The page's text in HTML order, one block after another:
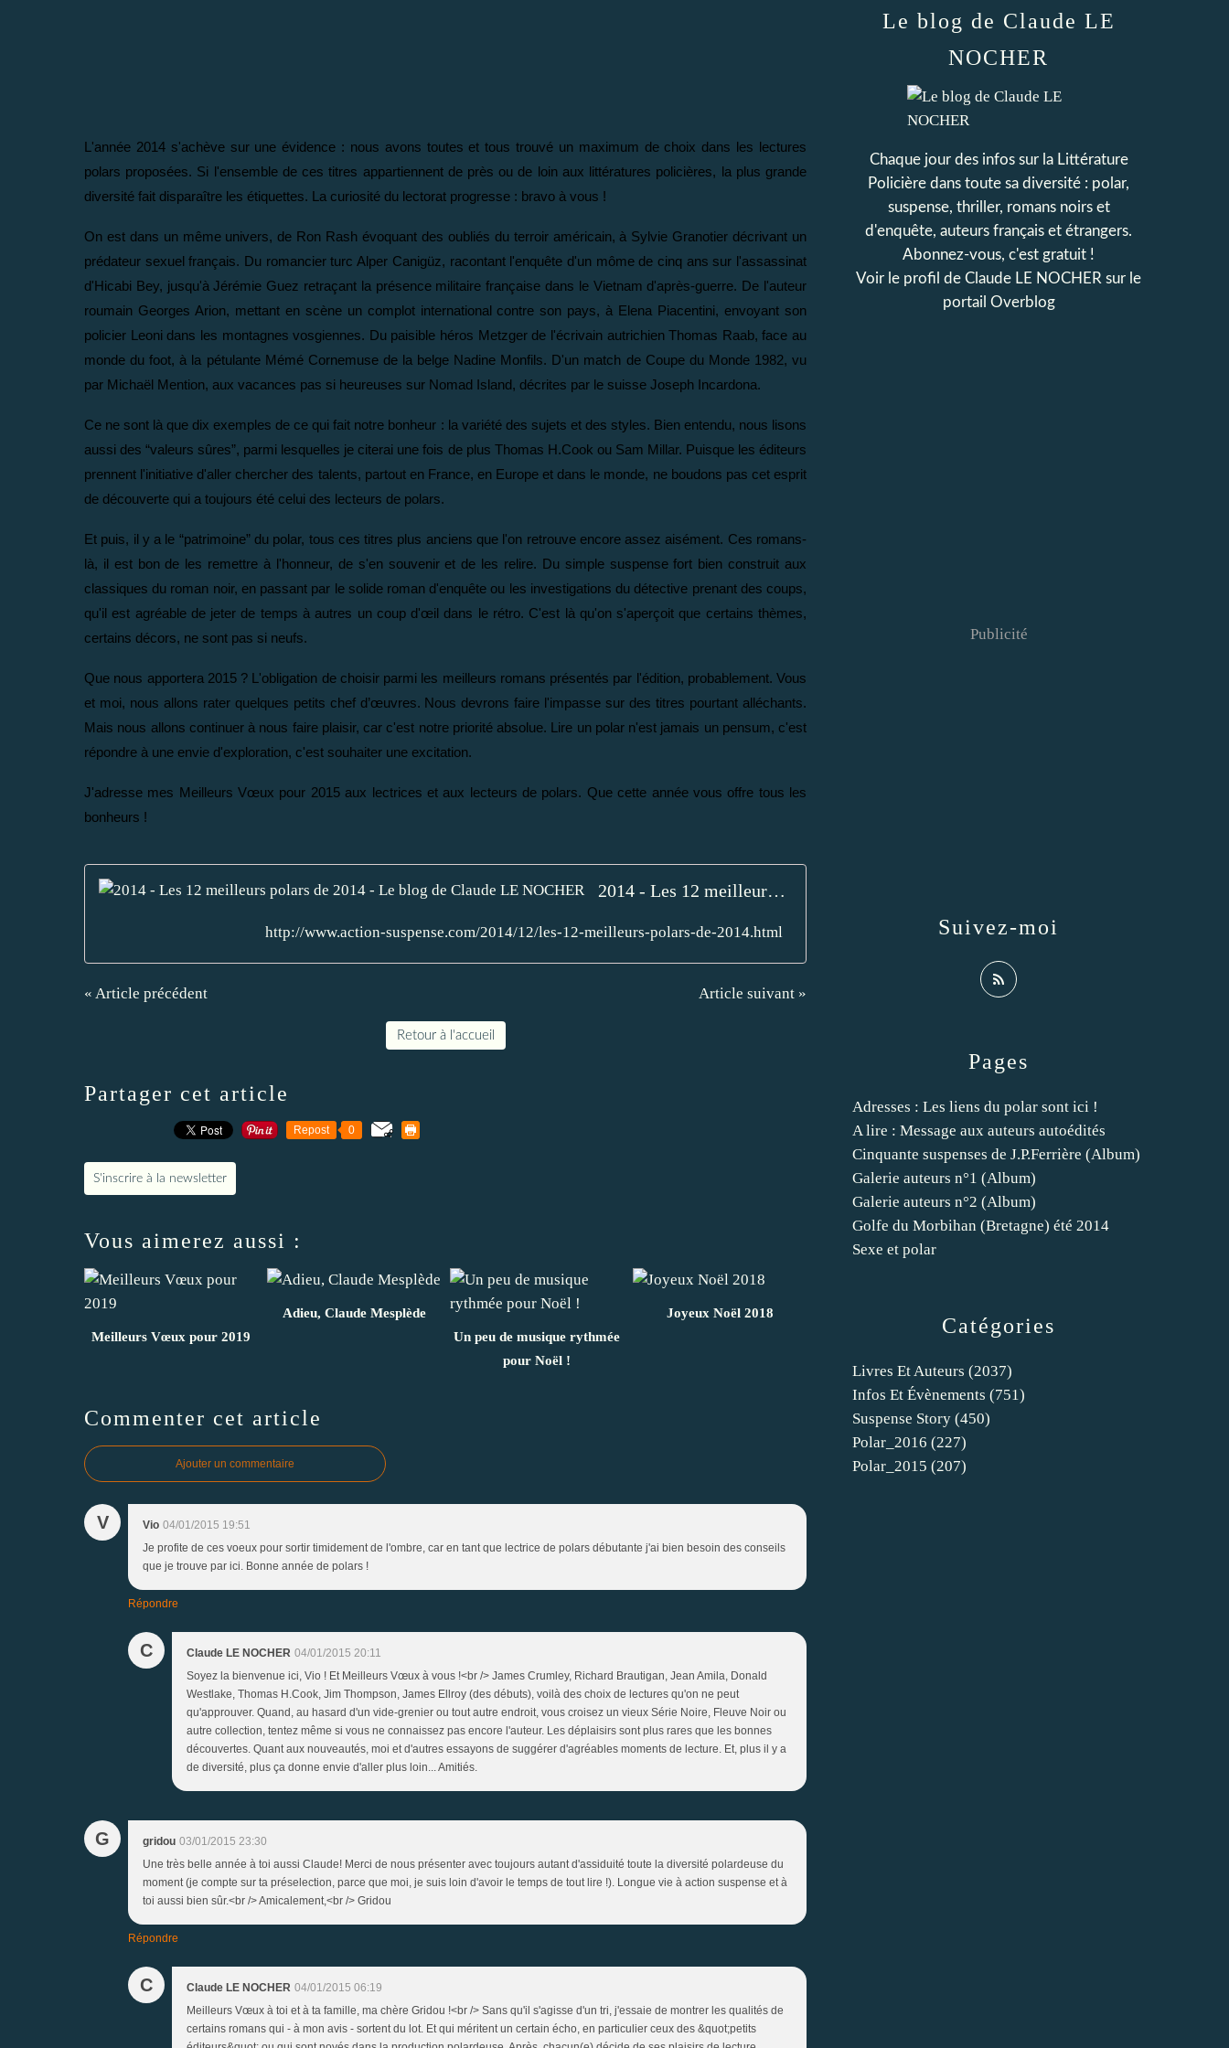
L'année 2014 s'achève sur une évidence : nous avons toutes et tous trouvé un maximum de choix dans les lectures
polars proposées. Si l'ensemble de ces titres appartiennent de près ou de loin aux littératures policières, la plus grande
diversité fait disparaître les étiquettes. La curiosité du lectorat progresse : bravo à vous !
On est dans un même univers, de Ron Rash évoquant des oubliés du terroir américain, à Sylvie Granotier décrivant un
prédateur sexuel français. Du romancier turc Alper Canigüz, racontant l'enquête d'un môme de cinq ans sur l'assassinat
d'Hicabi Bey, jusqu'à Jérémie Guez retraçant la présence militaire française dans le Vietnam d'après-guerre. De l'auteur
roumain Georges Arion, mettant en scène un complot international contre son pays, à Elena Piacentini, envoyant son
policier Leoni dans les montagnes vosgiennes. Du paisible héros Metzger de l'écrivain autrichien Thomas Raab, face au
monde du foot, à la pétulante Mémé Cornemuse de la belge Nadine Monfils. D'un match de Coupe du Monde 1982, vu
par Michaël Mention, aux vacances pas si heureuses sur Nomad Island, décrites par le suisse Joseph Incardona.
Ce ne sont là que dix exemples de ce qui fait notre bonheur : la variété des sujets et des styles. Bien entendu, nous lisons
aussi des “valeurs sûres”, parmi lesquelles je citerai une fois de plus Thomas H.Cook ou Sam Millar. Puisque les éditeurs
prennent l'initiative d'aller chercher des talents, partout en France, en Europe et dans le monde, ne boudons pas cet esprit
de découverte qui a toujours été celui des lecteurs de polars.
Et puis, il y a le “patrimoine” du polar, tous ces titres plus anciens que l'on retrouve encore assez aisément. Ces romans-
là, il est bon de les remettre à l'honneur, de s'en souvenir et de les relire. Du simple suspense fort bien construit aux
classiques du roman noir, en passant par le solide roman d'enquête ou les investigations du détective prenant des coups,
qu'il est agréable de jeter de temps à autres un coup d'œil dans le rétro. C'est là qu'on s'aperçoit que certains thèmes,
certains décors, ne sont pas si neufs.
Que nous apportera 2015 ? L'obligation de choisir parmi les meilleurs romans présentés par l'édition, probablement. Vous
et moi, nous allons rater quelques petits chef d’œuvres. Nous devrons faire l'impasse sur des titres pourtant alléchants.
Mais nous allons continuer à nous faire plaisir, car c'est notre priorité absolue. Lire un polar n'est jamais un pensum, c'est
répondre à une envie d'exploration, c'est souhaiter une excitation.
J'adresse mes Meilleurs Vœux pour 2015 aux lectrices et aux lecteurs de polars. Que cette année vous offre tous les
bonheurs !
2014 - Les 12 meilleurs polars de 2014 - Le blog de Claude LE NOCHER
http://www.action-suspense.com/2014/12/les-12-meilleurs-polars-de-2014.html
« Article précédent Article suivant »
Retour à l'accueil
Partager cet article
Repost 0
S'inscrire à la newsletter
Vous aimerez aussi :
Meilleurs Vœux pour 2019
Adieu, Claude Mesplède
Un peu de musique rythmée
pour Noël !
Joyeux Noël 2018
Commenter cet article
Ajouter un commentaire
V Vio 04/01/2015 19:51
Je profite de ces voeux pour sortir timidement de l'ombre, car en tant que lectrice de polars débutante j'ai bien besoin des conseils
que je trouve par ici. Bonne année de polars !
Répondre
C Claude LE NOCHER 04/01/2015 20:11
Soyez la bienvenue ici, Vio ! Et Meilleurs Vœux à vous !<br /> James Crumley, Richard Brautigan, Jean Amila, Donald
Westlake, Thomas H.Cook, Jim Thompson, James Ellroy (des débuts), voilà des choix de lectures qu'on ne peut
qu'approuver. Quand, au hasard d'un vide-grenier ou tout autre endroit, vous croisez un vieux Série Noire, Fleuve Noir ou
autre collection, tentez même si vous ne connaissez pas encore l'auteur. Les déplaisirs sont plus rares que les bonnes
découvertes. Quant aux nouveautés, moi et d'autres essayons de suggérer d'agréables moments de lecture. Et, plus il y a
de diversité, plus ça donne envie d'aller plus loin... Amitiés.
G gridou 03/01/2015 23:30
Une très belle année à toi aussi Claude! Merci de nous présenter avec toujours autant d'assiduité toute la diversité polardeuse du
moment (je compte sur ta préselection, parce que moi, je suis loin d'avoir le temps de tout lire !). Longue vie à action suspense et à
toi aussi bien sûr.<br /> Amicalement,<br /> Gridou
Répondre
C Claude LE NOCHER 04/01/2015 06:19
Meilleurs Vœux à toi et à ta famille, ma chère Gridou !<br /> Sans qu'il s'agisse d'un tri, j'essaie de montrer les qualités de
certains romans qui - à mon avis - sortent du lot. Et qui méritent un certain écho, en particulier ceux des &quot;petits
Catégories
Livres Et Auteurs (2037)
Infos Et Évènements (751)
Suspense Story (450)
Polar_2016 (227)
Polar_2015 (207)
Pages
Adresses : Les liens du polar sont ici !
A lire : Message aux auteurs autoédités
Cinquante suspenses de J.P.Ferrière (Album)
Galerie auteurs n°1 (Album)
Galerie auteurs n°2 (Album)
Golfe du Morbihan (Bretagne) été 2014
Sexe et polar
Le blog de Claude LE
NOCHER
Chaque jour des infos sur la Littérature
Policière dans toute sa diversité : polar,
suspense, thriller, romans noirs et
d'enquête, auteurs français et étrangers.
Abonnez-vous, c'est gratuit !
Voir le profil de Claude LE NOCHER sur le
portail Overblog
Suivez-moi
Publicité